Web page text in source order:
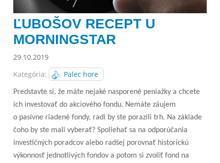
ĽUBOŠOV RECEPT U
MORNINGSTAR
29.10.2019
Kategória:
Palec hore
Predstavte si, že máte nejaké nasporené peniažky a chcete
ich investovať do akciového fondu. Nemáte záujem
o pasívne riadené fondy, radi by ste porazili trh. Na základe
čoho by ste mali vyberať? Spoliehať sa na odporúčania
investičných poradcov alebo radšej porovnať historickú
výkonnosť jednotlivých fondov a potom si zvoliť fond na